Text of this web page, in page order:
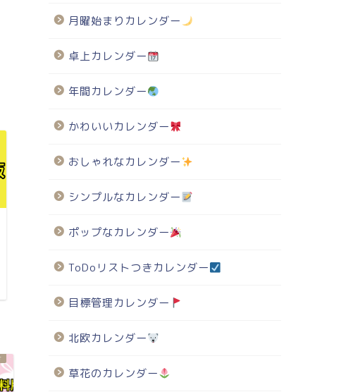
状-008（土鈴・和風）
月曜始まりカレンダー
卓上カレンダー
年間カレンダー
かわいいカレンダー
おしゃれなカレンダー
シンプルなカレンダー
ポップなカレンダー
ToDoリストつきカレンダー
目標管理カレンダー
北欧カレンダー
草花のカレンダー